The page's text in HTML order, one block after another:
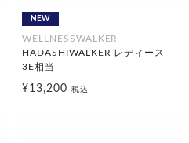
NEW
WELLNESSWALKER
HADASHIWALKER レディース
3E相当
¥13,200 税込